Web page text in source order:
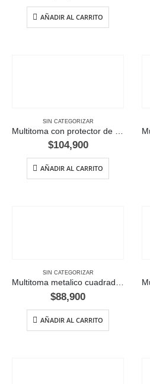
AÑADIR AL CARRITO
SIN CATEGORIZAR
$104,900
AÑADIR AL CARRITO
SIN CATEGORIZAR
Multitoma metalico cuadrado con supresor de picos, 6 salidas
$88,900
AÑADIR AL CARRITO